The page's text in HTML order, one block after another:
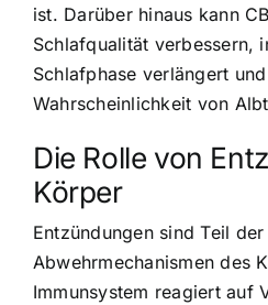
ist. Darüber hinaus kann
Schlafqualität verbessern,
Schlafphase verlängert
Wahrscheinlichkeit von
Die Rolle von
Körper
Entzündungen sind Teil
Abwehrmechanismen des
Immunsystem reagiert auf